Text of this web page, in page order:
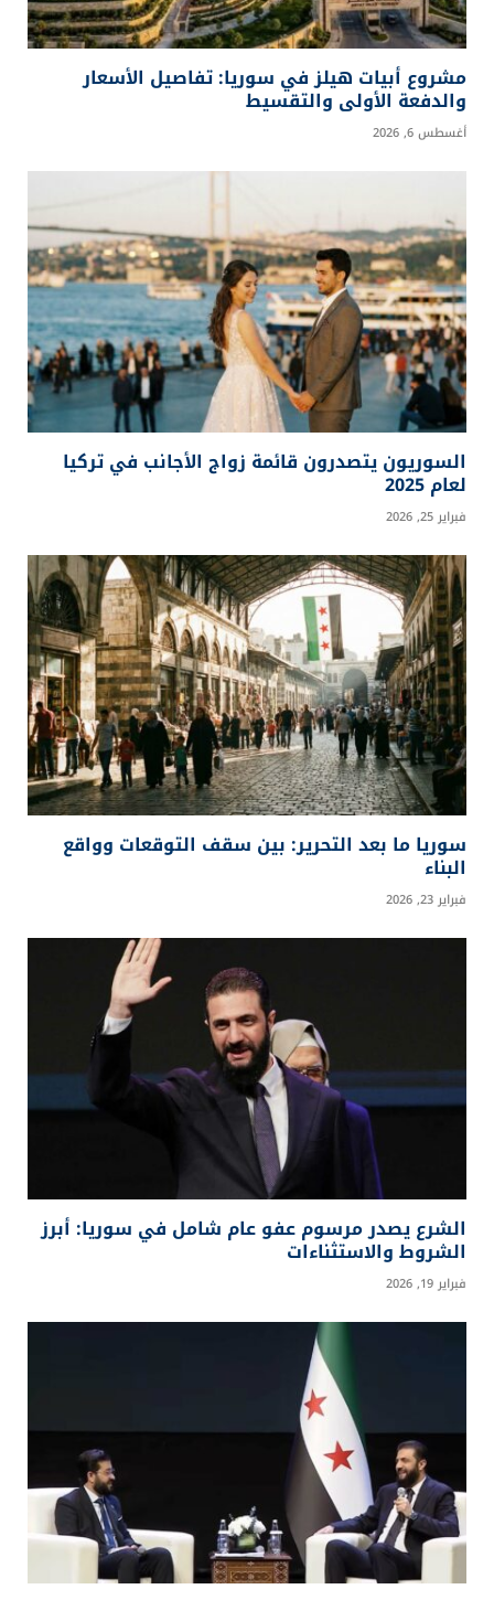
مشروع أبيات هيلز في سوريا: تفاصيل الأسعار
والدفعة الأولى والتقسيط
أغسطس 6, 2026
السوريون يتصدرون قائمة زواج الأجانب في تركيا
لعام 2025
فبراير 25, 2026
سوريا ما بعد التحرير: بين سقف التوقعات وواقع
البناء
فبراير 23, 2026
الشرع يصدر مرسوم عفو عام شامل في سوريا: أبرز
الشروط والاستثناءات
فبراير 19, 2026